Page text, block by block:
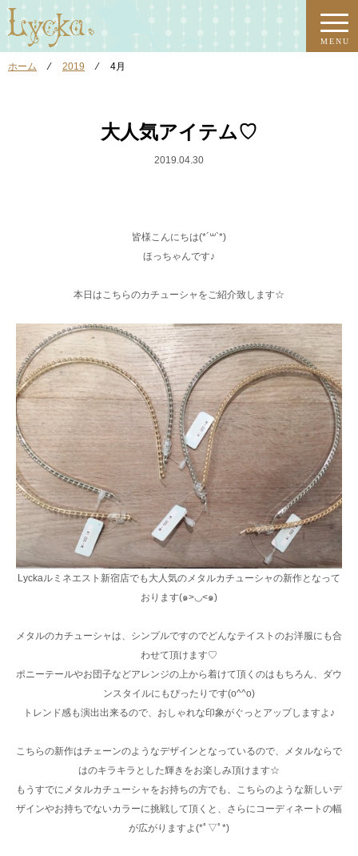
MENU
ホーム ⁄ 2019 ⁄ 4月
大人気アイテム♡
2019.04.30
皆様こんにちは(*´꒳`*)
ほっちゃんです♪
本日はこちらのカチューシャをご紹介致します☆
Lyckaルミネエスト新宿店でも大人気のメタルカチューシャの新作となって
おります(๑>◡<๑)
メタルのカチューシャは、シンプルですのでどんなテイストのお洋服にも合
わせて頂けます♡
ポニーテールやお団子などアレンジの上から着けて頂くのはもちろん、ダウ
ンスタイルにもぴったりです(o^^o)
トレンド感も演出出来るので、おしゃれな印象がぐっとアップしますよ♪
こちらの新作はチェーンのようなデザインとなっているので、メタルならで
はのキラキラとした輝きをお楽しみ頂けます☆
もうすでにメタルカチューシャをお持ちの方でも、こちらのような新しいデ
ザインやお持ちでないカラーに挑戦して頂くと、さらにコーディネートの幅
が広がりますよ(*ﾟ▽ﾟ*)